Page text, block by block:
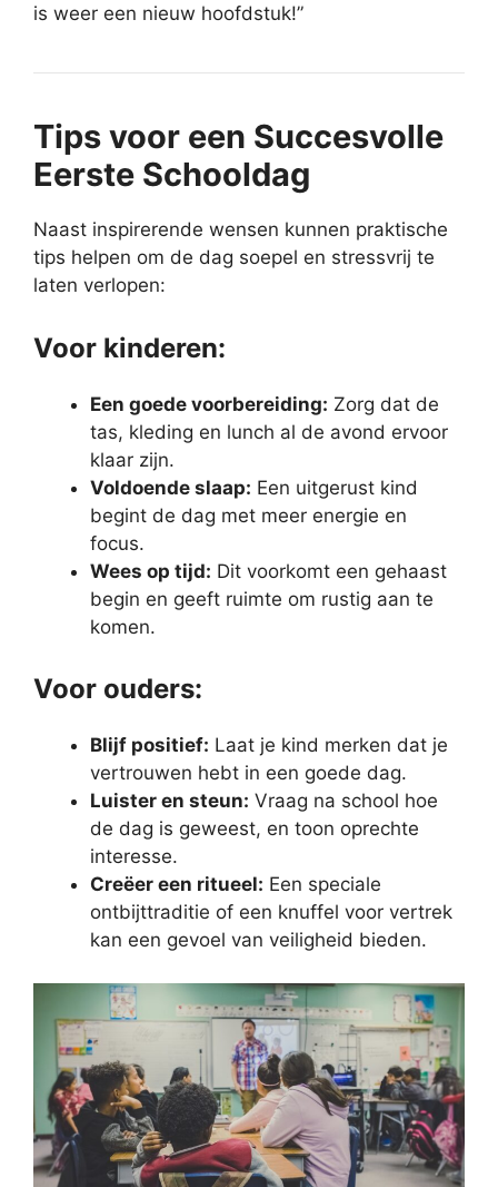
is weer een nieuw hoofdstuk!”
Tips voor een Succesvolle
Eerste Schooldag
Naast inspirerende wensen kunnen praktische
tips helpen om de dag soepel en stressvrij te
laten verlopen:
Voor kinderen:
Een goede voorbereiding: Zorg dat de
tas, kleding en lunch al de avond ervoor
klaar zijn.
Voldoende slaap: Een uitgerust kind
begint de dag met meer energie en
focus.
Wees op tijd: Dit voorkomt een gehaast
begin en geeft ruimte om rustig aan te
komen.
Voor ouders:
Blijf positief: Laat je kind merken dat je
vertrouwen hebt in een goede dag.
Luister en steun: Vraag na school hoe
de dag is geweest, en toon oprechte
interesse.
Creëer een ritueel: Een speciale
ontbijttraditie of een knuffel voor vertrek
kan een gevoel van veiligheid bieden.